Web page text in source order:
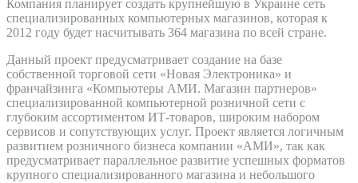
Компания планирует создать крупнейшую в Украине сеть
специализированных компьютерных магазинов, которая к
2012 году будет насчитывать 364 магазина по всей стране.
Данный проект предусматривает создание на базе
собственной торговой сети «Новая Электроника» и
франчайзинга «Компьютеры АМИ. Магазин партнеров»
специализированной компьютерной розничной сети с
глубоким ассортиментом ИТ-товаров, широким набором
сервисов и сопутствующих услуг. Проект является логичным
развитием розничного бизнеса компании «АМИ», так как
предусматривает параллельное развитие успешных форматов
крупного специализированного магазина и небольшого